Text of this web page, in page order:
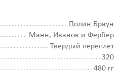
Полин Браун
Манн, Иванов и Фербер
Твердый переплет
320
480 гг